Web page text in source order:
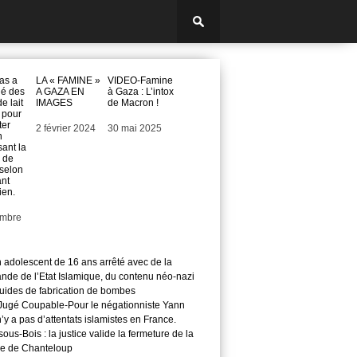
a
des
lait
la
de
LA « FAMINE »
A GAZA EN
IMAGES
Date
2 février 2024
VIDEO-Famine
à Gaza : L’intox
de Macron !
Date
30 mai 2025
adolescent de 16 ans arrêté avec de la
de l’Etat Islamique, du contenu néo-nazi
de fabrication de bombes
Coupable-Pour le négationniste Yann
a pas d’attentats islamistes en France.
Bois : la justice valide la fermeture de la
de Chanteloup